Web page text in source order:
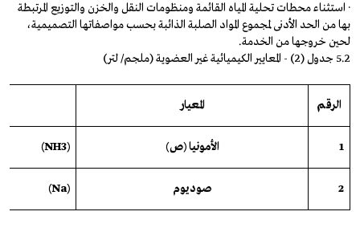
· استثناء محطات تحلية المياه القائمة ومنظومات النقل والخزن والتوزيع المرتبطة
بها من الحد الأدنى لمجموع المواد الصلبة الذائبة بحسب مواصفاتها التصميمية،
لحين خروجها من الخدمة.
5.2 جدول (2) - المعايير الكيميائية غير العضوية (ملجم/ لتر)
الرقم المعيار
1 الأمونيا(ص)
(NH3)
2 صوديوم (Na)